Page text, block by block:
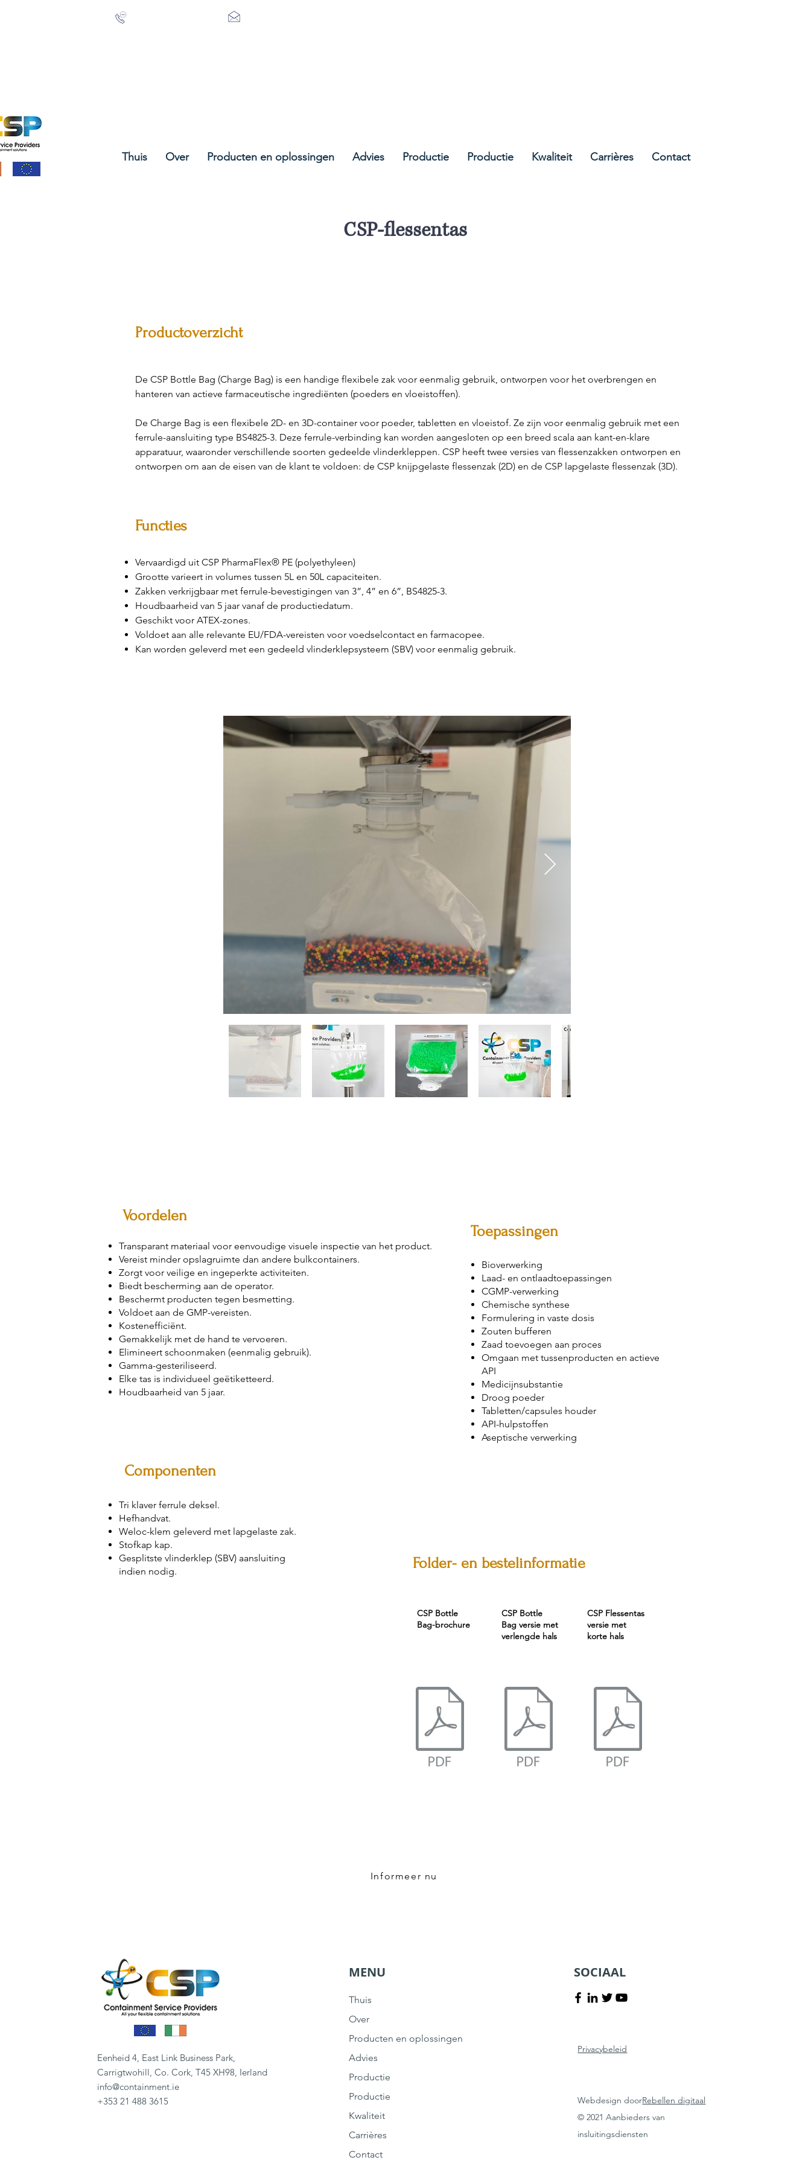
Thuis Over Producten en oplossingen Advies Productie Productie Kwaliteit Carrières Contact
CSP-flessentas
Productoverzicht
De CSP Bottle Bag (Charge Bag) is een handige flexibele zak voor eenmalig gebruik, ontworpen voor het overbrengen en
hanteren van actieve farmaceutische ingrediënten (poeders en vloeistoffen).
De Charge Bag is een flexibele 2D- en 3D-container voor poeder, tabletten en vloeistof. Ze zijn voor eenmalig gebruik met een
ferrule-aansluiting type BS4825-3. Deze ferrule-verbinding kan worden aangesloten op een breed scala aan kant-en-klare
apparatuur, waaronder verschillende soorten gedeelde vlinderkleppen. CSP heeft twee versies van flessenzakken ontworpen en
ontworpen om aan de eisen van de klant te voldoen: de CSP knijpgelaste flessenzak (2D) en de CSP lapgelaste flessenzak (3D).
Functies
Vervaardigd uit CSP PharmaFlex® PE (polyethyleen)
Grootte varieert in volumes tussen 5L en 50L capaciteiten.
Zakken verkrijgbaar met ferrule-bevestigingen van 3”, 4” en 6”, BS4825-3.
Houdbaarheid van 5 jaar vanaf de productiedatum.
Geschikt voor ATEX-zones.
Voldoet aan alle relevante EU/FDA-vereisten voor voedselcontact en farmacopee.
Kan worden geleverd met een gedeeld vlinderklepsysteem (SBV) voor eenmalig gebruik.
Voordelen
Transparant materiaal voor eenvoudige visuele inspectie van het product.
Vereist minder opslagruimte dan andere bulkcontainers.
Zorgt voor veilige en ingeperkte activiteiten.
Biedt bescherming aan de operator.
Beschermt producten tegen besmetting.
Voldoet aan de GMP-vereisten.
Kostenefficiënt.
Gemakkelijk met de hand te vervoeren.
Elimineert schoonmaken (eenmalig gebruik).
Gamma-gesteriliseerd.
Elke tas is individueel geëtiketteerd.
Houdbaarheid van 5 jaar.
Toepassingen
Bioverwerking
Laad- en ontlaadtoepassingen
CGMP-verwerking
Chemische synthese
Formulering in vaste dosis
Zouten bufferen
Zaad toevoegen aan proces
Omgaan met tussenproducten en actieve
API
Medicijnsubstantie
Droog poeder
Tabletten/capsules houder
API-hulpstoffen
Aseptische verwerking
Componenten
Tri klaver ferrule deksel.
Hefhandvat.
Weloc-klem geleverd met lapgelaste zak.
Stofkap kap.
Gesplitste vlinderklep (SBV) aansluiting
indien nodig.
Folder- en bestelinformatie
CSP Bottle
Bag-brochure
CSP Bottle
Bag versie met
verlengde hals
CSP Flessentas
versie met
korte hals
Informeer nu
Eenheid 4, East Link Business Park,
Carrigtwohill, Co. Cork, T45 XH98, Ierland
info@containment.ie
+353 21 488 3615
MENU
Thuis
Over
Producten en oplossingen
Advies
Productie
Productie
Kwaliteit
Carrières
Contact
SOCIAAL
Privacybeleid
Webdesign doorRebellen digitaal
© 2021 Aanbieders van
insluitingsdiensten